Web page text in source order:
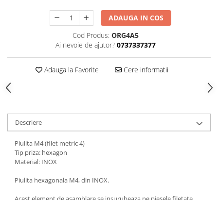
ADAUGA IN COS
Cod Produs: ORG4A5
Ai nevoie de ajutor? 0737337377
Adauga la Favorite Cere informatii
Descriere
Piulita M4 (filet metric 4)
Tip priza: hexagon
Material: INOX
Piulita hexagonala M4, din INOX.